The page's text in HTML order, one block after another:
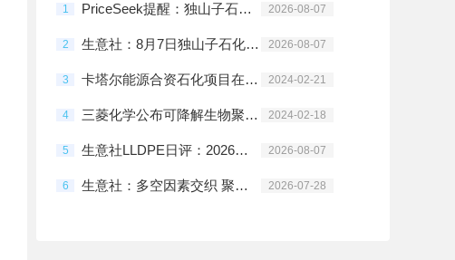
1 PriceSeek提醒：独山子石化PE装置临时停车检修 2026-08-07
2 生意社：8月7日独山子石化PE装置动态 2026-08-07
3 卡塔尔能源合资石化项目在拉斯拉凡投建 2024-02-21
4 三菱化学公布可降解生物聚酯树脂新材料 2024-02-18
5 生意社LLDPE日评：2026年8月7日偏弱震荡 2026-08-07
6 生意社：多空因素交织 聚乙烯高位震荡 2026-07-28